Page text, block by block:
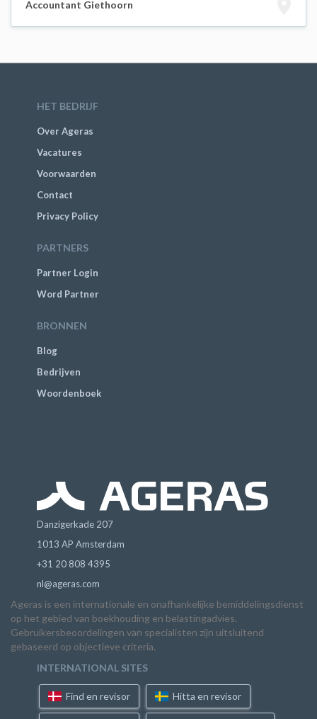
Accountant Giethoorn
HET BEDRIJF
Over Ageras
Vacatures
Voorwaarden
Contact
Privacy Policy
PARTNERS
Partner Login
Word Partner
BRONNEN
Blog
Bedrijven
Woordenboek
Danzigerkade 207
1013 AP Amsterdam
+31 20 808 4395
nl@ageras.com
Ageras is een internationale en onafhankelijke bemiddelingsdienst
op het gebied van boekhouding en belastingadvies.
Gebruikersbeoordelingen van specialisten zijn uitsluitend
gebaseerd op objectieve criteria.
INTERNATIONAL SITES
Find en revisor Hitta en revisor